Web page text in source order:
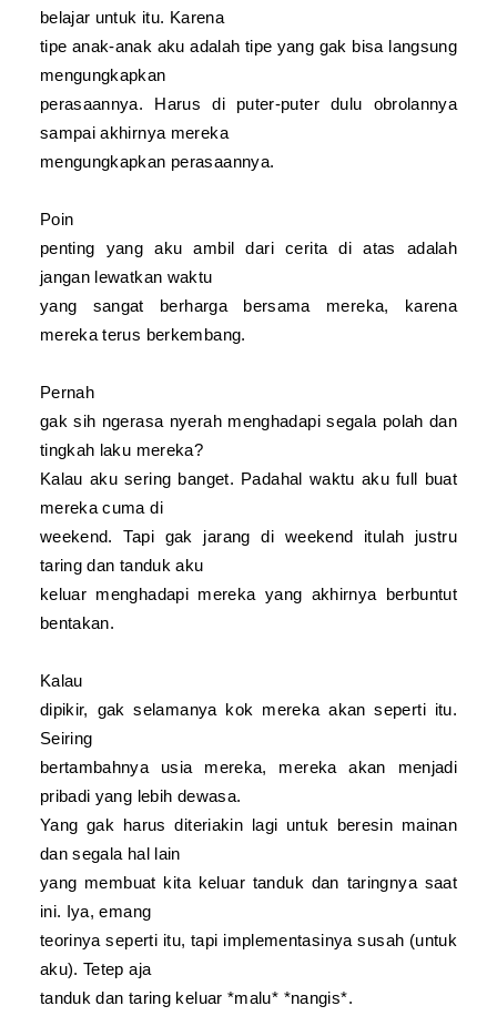
belajar untuk itu. Karena
tipe anak-anak aku adalah tipe yang gak bisa langsung
mengungkapkan
perasaannya. Harus di puter-puter dulu obrolannya
sampai akhirnya mereka
mengungkapkan perasaannya.
Poin
penting yang aku ambil dari cerita di atas adalah
jangan lewatkan waktu
yang sangat berharga bersama mereka, karena
mereka terus berkembang.
Pernah
gak sih ngerasa nyerah menghadapi segala polah dan
tingkah laku mereka?
Kalau aku sering banget. Padahal waktu aku full buat
mereka cuma di
weekend. Tapi gak jarang di weekend itulah justru
taring dan tanduk aku
keluar menghadapi mereka yang akhirnya berbuntut
bentakan.
Kalau
dipikir, gak selamanya kok mereka akan seperti itu.
Seiring
bertambahnya usia mereka, mereka akan menjadi
pribadi yang lebih dewasa.
Yang gak harus diteriakin lagi untuk beresin mainan
dan segala hal lain
yang membuat kita keluar tanduk dan taringnya saat
ini. Iya, emang
teorinya seperti itu, tapi implementasinya susah (untuk
aku). Tetep aja
tanduk dan taring keluar *malu* *nangis*.